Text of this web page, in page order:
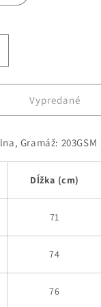
Vypredané
Gramáž: 203GSM
Dĺžka (cm)
71
74
76